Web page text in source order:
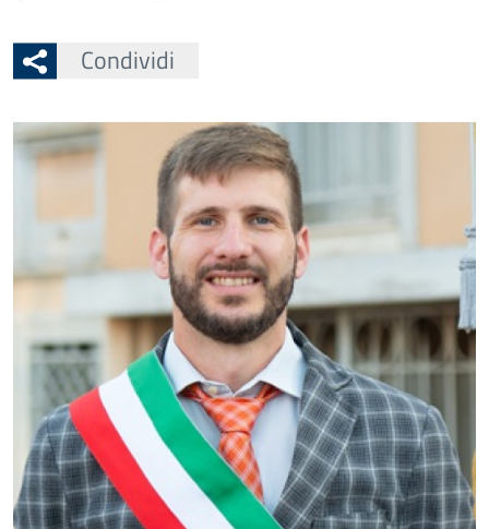
Condividi